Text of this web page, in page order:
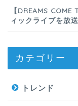
【DREAMS
ィックライブを放送
カテゴリー
トレンド